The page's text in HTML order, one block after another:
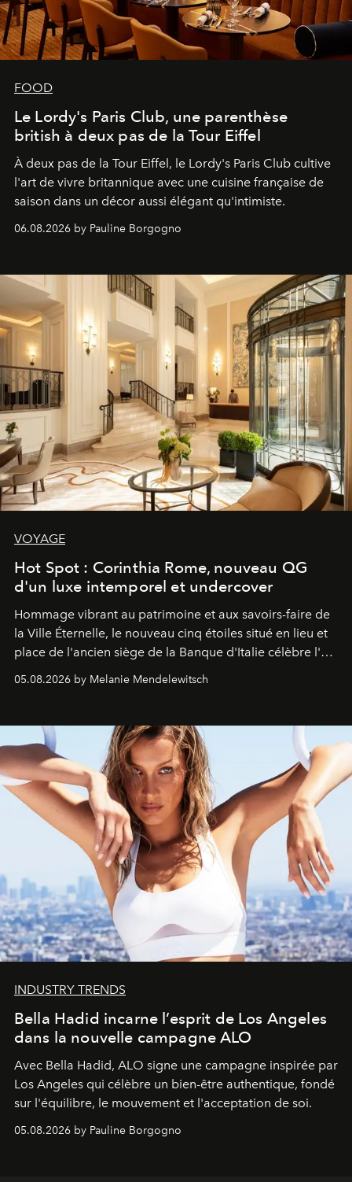
FOOD
Le Lordy's Paris Club, une parenthèse
british à deux pas de la Tour Eiffel
À deux pas de la Tour Eiffel, le Lordy's Paris Club cultive
l'art de vivre britannique avec une cuisine française de
saison dans un décor aussi élégant qu'intimiste.
06.08.2026 by Pauline Borgogno
VOYAGE
Hot Spot : Corinthia Rome, nouveau QG
d'un luxe intemporel et undercover
Hommage vibrant au patrimoine et aux savoirs-faire de
la Ville Éternelle, le nouveau cinq étoiles situé en lieu et
place de l'ancien siège de la Banque d'Italie célèbre l'art
05.08.2026 by Melanie Mendelewitsch
INDUSTRY TRENDS
Bella Hadid incarne l’esprit de Los Angeles
dans la nouvelle campagne ALO
Avec Bella Hadid, ALO signe une campagne inspirée par
Los Angeles qui célèbre un bien-être authentique, fondé
sur l'équilibre, le mouvement et l'acceptation de soi.
05.08.2026 by Pauline Borgogno